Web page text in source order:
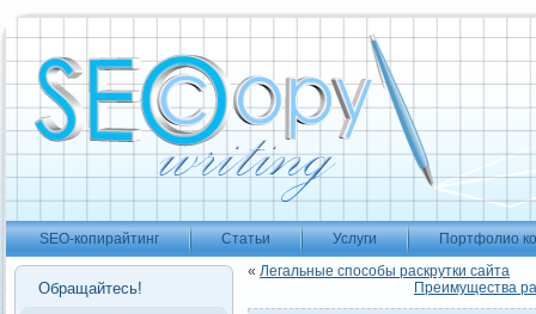
SEO-копирайтинг Статьи Услуги Портфолио
Обращайтесь!
« Легальные способы раскрутки сайта
Преимущества